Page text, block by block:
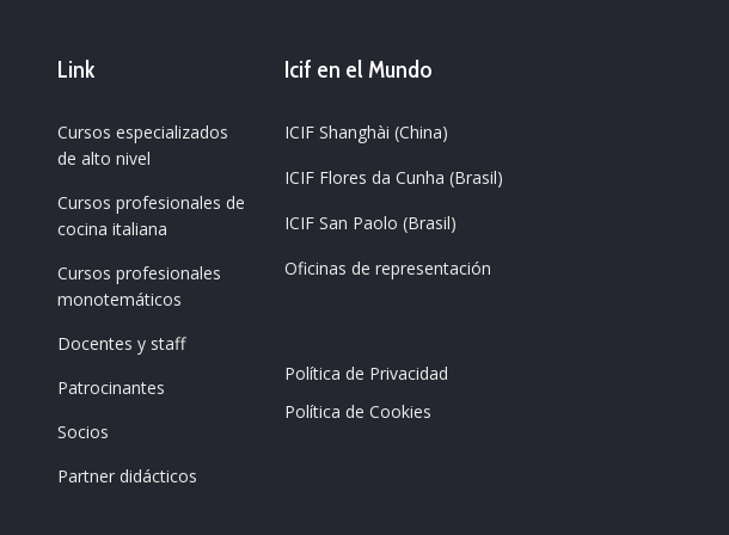
Link
Cursos especializados
de alto nivel
Cursos profesionales de
cocina italiana
Cursos profesionales
monotemáticos
Docentes y staff
Patrocinantes
Socios
Partner didácticos
Icif en el Mundo
ICIF Shanghài (China)
ICIF Flores da Cunha (Brasil)
ICIF San Paolo (Brasil)
Oficinas de representación
Política de Privacidad
Política de Cookies